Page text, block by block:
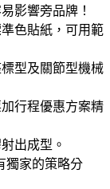
影響旁品牌！
色貼紙，可用範
型及關節型機械
行程優惠方案精
出成型。
獨家的策略分